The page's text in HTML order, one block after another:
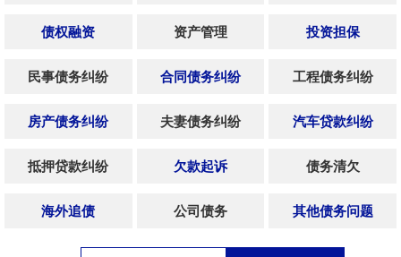
债权融资 资产管理 投资担保
民事债务纠纷 合同债务纠纷 工程债务纠纷
房产债务纠纷 夫妻债务纠纷 汽车贷款纠纷
抵押贷款纠纷 欠款起诉 债务清欠
海外追债 公司债务 其他债务问题